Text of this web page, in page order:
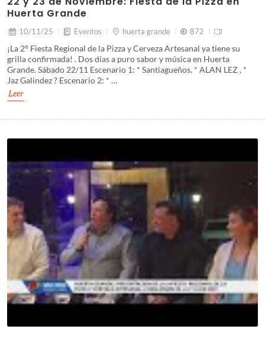
Huerta Grande
10/11/25 Eventos huerta grande 872
¡La 2° Fiesta Regional de la Pizza y Cerveza Artesanal ya tiene su
grilla confirmada! . Dos días a puro sabor y música en Huerta
Grande. Sábado 22/11 Escenario 1: * Santiagueños, * ALAN LEZ , *
Jaz Galindez ? Escenario 2: * …
Leer